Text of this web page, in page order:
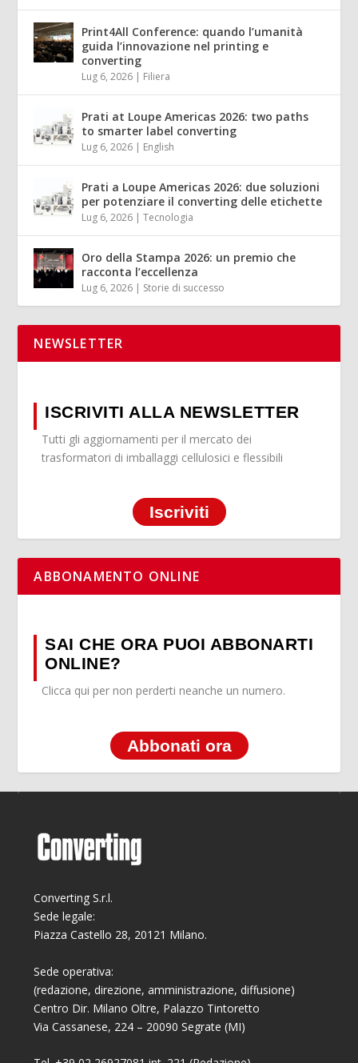
Print4All Conference: quando l’umanità
guida l’innovazione nel printing e
converting
Lug 6, 2026 | Filiera
Prati at Loupe Americas 2026: two paths
to smarter label converting
Lug 6, 2026 | English
Prati a Loupe Americas 2026: due soluzioni
per potenziare il converting delle etichette
Lug 6, 2026 |Tecnologia
Oro della Stampa 2026: un premio che
racconta l’eccellenza
Lug 6, 2026 | Storie di successo
NEWSLETTER
ISCRIVITI ALLA NEWSLETTER
Tutti gli aggiornamenti per il mercato dei
trasformatori di imballaggi cellulosici e flessibili
Iscriviti
ABBONAMENTO ONLINE
SAI CHE ORA PUOI ABBONARTI
ONLINE?
Clicca qui per non perderti neanche un numero.
Abbonati ora
Converting S.r.l.
Sede legale:
Piazza Castello 28, 20121 Milano.
Sede operativa:
(redazione, direzione, amministrazione, diffusione)
Centro Dir. Milano Oltre, Palazzo Tintoretto
Via Cassanese, 224 – 20090 Segrate (MI)